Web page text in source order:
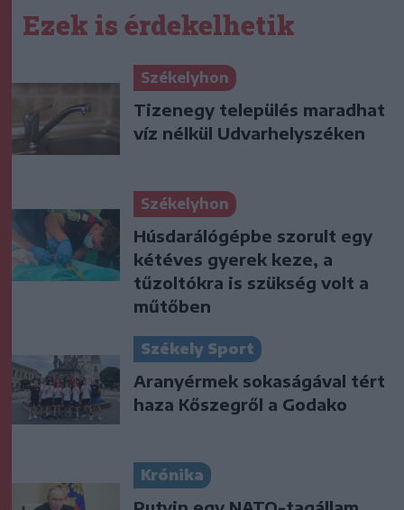
Ezek is érdekelhetik
Székelyhon
Tizenegy település maradhat
víz nélkül Udvarhelyszéken
Székelyhon
Húsdarálógépbe szorult egy
kétéves gyerek keze, a
tűzoltókra is szükség volt a
műtőben
Székely Sport
Aranyérmek sokaságával tért
haza Kőszegről a Godako
Krónika